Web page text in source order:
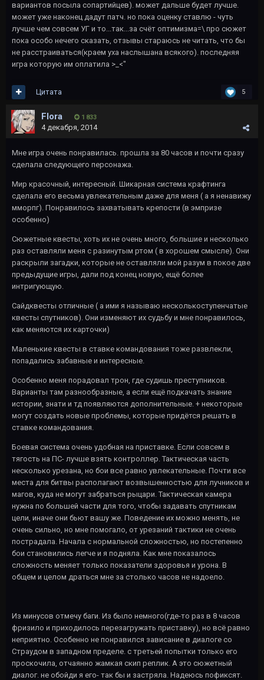
вариантов посыла сопартийцев). может дальше будет лучше.
может уже наконец дадут патч. но пока оценку ставлю - чуть
лучше чем совсем УГ и то...так...за счёт оптимизма=\ про сюжет
пока особо нечего сказать, отзывы стараюсь не читать, что бы
не расстраиваться(краем уха наслышана всякого). последняя
игра которую им оплатила >_<"
5
Цитата
Flora 1 833
4 декабря, 2014
Мне игра очень понравилась. прошла за 80 часов и почти сразу
сделала следующего персонажа.
Мир красочный, интересный. Шикарная система крафтинга
сделала его весьма увлекательным даже для меня ( а я ненавижу
мморпг). Понравилось захватывать крепости (в эмпризе
особенно)
Сюжетные квесты, хоть их не очень много, большие и несколько
раз оставляли меня с разинутым ртом ( в хорошем смысле). Они
раскрыли загадки, которые не оставляли мой разум в покое две
предыдущие игры, дали под конец новую, ещё более
интригующую.
Сайдквесты отличные ( а ими я называю несколькоступенчатые
квесты спутников). Они изменяют их судьбу и мне понравилось,
как меняются их карточки)
Маленькие квесты в ставке командования тоже развлекли,
попадались забавные и интересные.
Особенно меня порадовал трон, где судишь преступников.
Варианты там разнообразные, а если ещё подкачать знание
истории, знати и тд появляются дополнительные. + некоторые
могут создать новые проблемы, которые придётся решать в
ставке командования.
Боевая система очень удобная на приставке. Если совсем в
тягость на ПС- лучше взять контроллер. Тактическая часть
несколько урезана, но бои все равно увлекательные. Почти все
места для битвы располагают возвышенностью для лучников и
магов, куда не могут забраться рыцари. Тактическая камера
нужна по большей части для того, чтобы задавать спутникам
цели, иначе они бьют вашу же. Поведение их можно менять, не
очень сильно, но мне помогало, от урезаний тактики не очень
пострадала. Начала с нормальной сложностью, но постепенно
бои становились легче и я подняла. Как мне показалось
сложность меняет только показатели здоровья и урона. В
общем и целом драться мне за столько часов не надоело.
Из минусов отмечу баги. Из было немного(где-то раз в 8 часов
фризило и приходилось перезагружать приставку), но всё равно
неприятно. Особенно не понравился зависание в диалоге со
Страудом в западном пределе. с третьей попытки только его
проскочила, отчаянно жамкая скип реплик. А это сюжетный
диалог. не обойди я его- так бы и застряла. Надеюсь пофиксят.